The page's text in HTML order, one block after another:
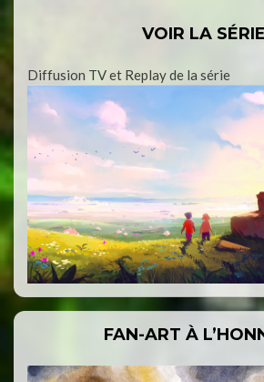
VOIR LA SÉRIE
Diffusion TV et Replay de la série
FAN-ART À